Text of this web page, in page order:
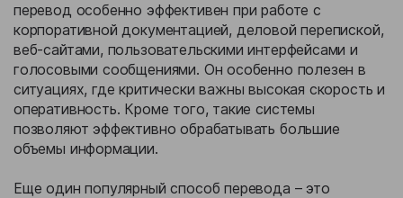
перевод особенно эффективен при работе с
корпоративной документацией, деловой перепиской,
веб-сайтами, пользовательскими интерфейсами и
голосовыми сообщениями. Он особенно полезен в
ситуациях, где критически важны высокая скорость и
оперативность. Кроме того, такие системы
позволяют эффективно обрабатывать большие
объемы информации.
Еще один популярный способ перевода – это